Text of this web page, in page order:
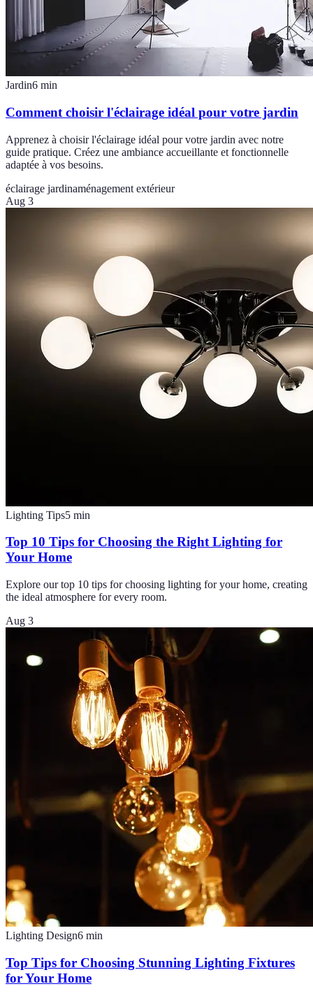
Jardin6 min
Comment choisir l'éclairage idéal pour votre jardin
Apprenez à choisir l'éclairage idéal pour votre jardin avec notre
guide pratique. Créez une ambiance accueillante et fonctionnelle
adaptée à vos besoins.
éclairage jardinaménagement extérieur
Aug 3
Lighting Tips5 min
Top 10 Tips for Choosing the Right Lighting for
Your Home
Explore our top 10 tips for choosing lighting for your home, creating
the ideal atmosphere for every room.
Aug 3
Lighting Design6 min
Top Tips for Choosing Stunning Lighting Fixtures
for Your Home